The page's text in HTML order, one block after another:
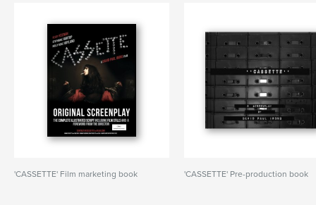
'CASSETTE' Film marketing book 'CASSETTE' Pre-production book